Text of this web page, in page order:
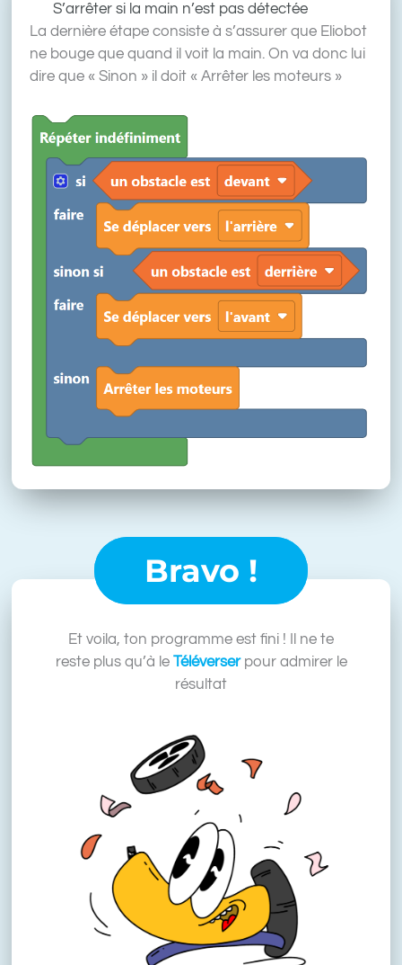
S’arrêter si la main n’est pas détectée
La dernière étape consiste à s’assurer que Eliobot
ne bouge que quand il voit la main. On va donc lui
dire que « Sinon » il doit « Arrêter les moteurs »
Bravo !
Et voila, ton programme est fini ! Il ne te
reste plus qu’à le Téléverserpour admirer le
résultat